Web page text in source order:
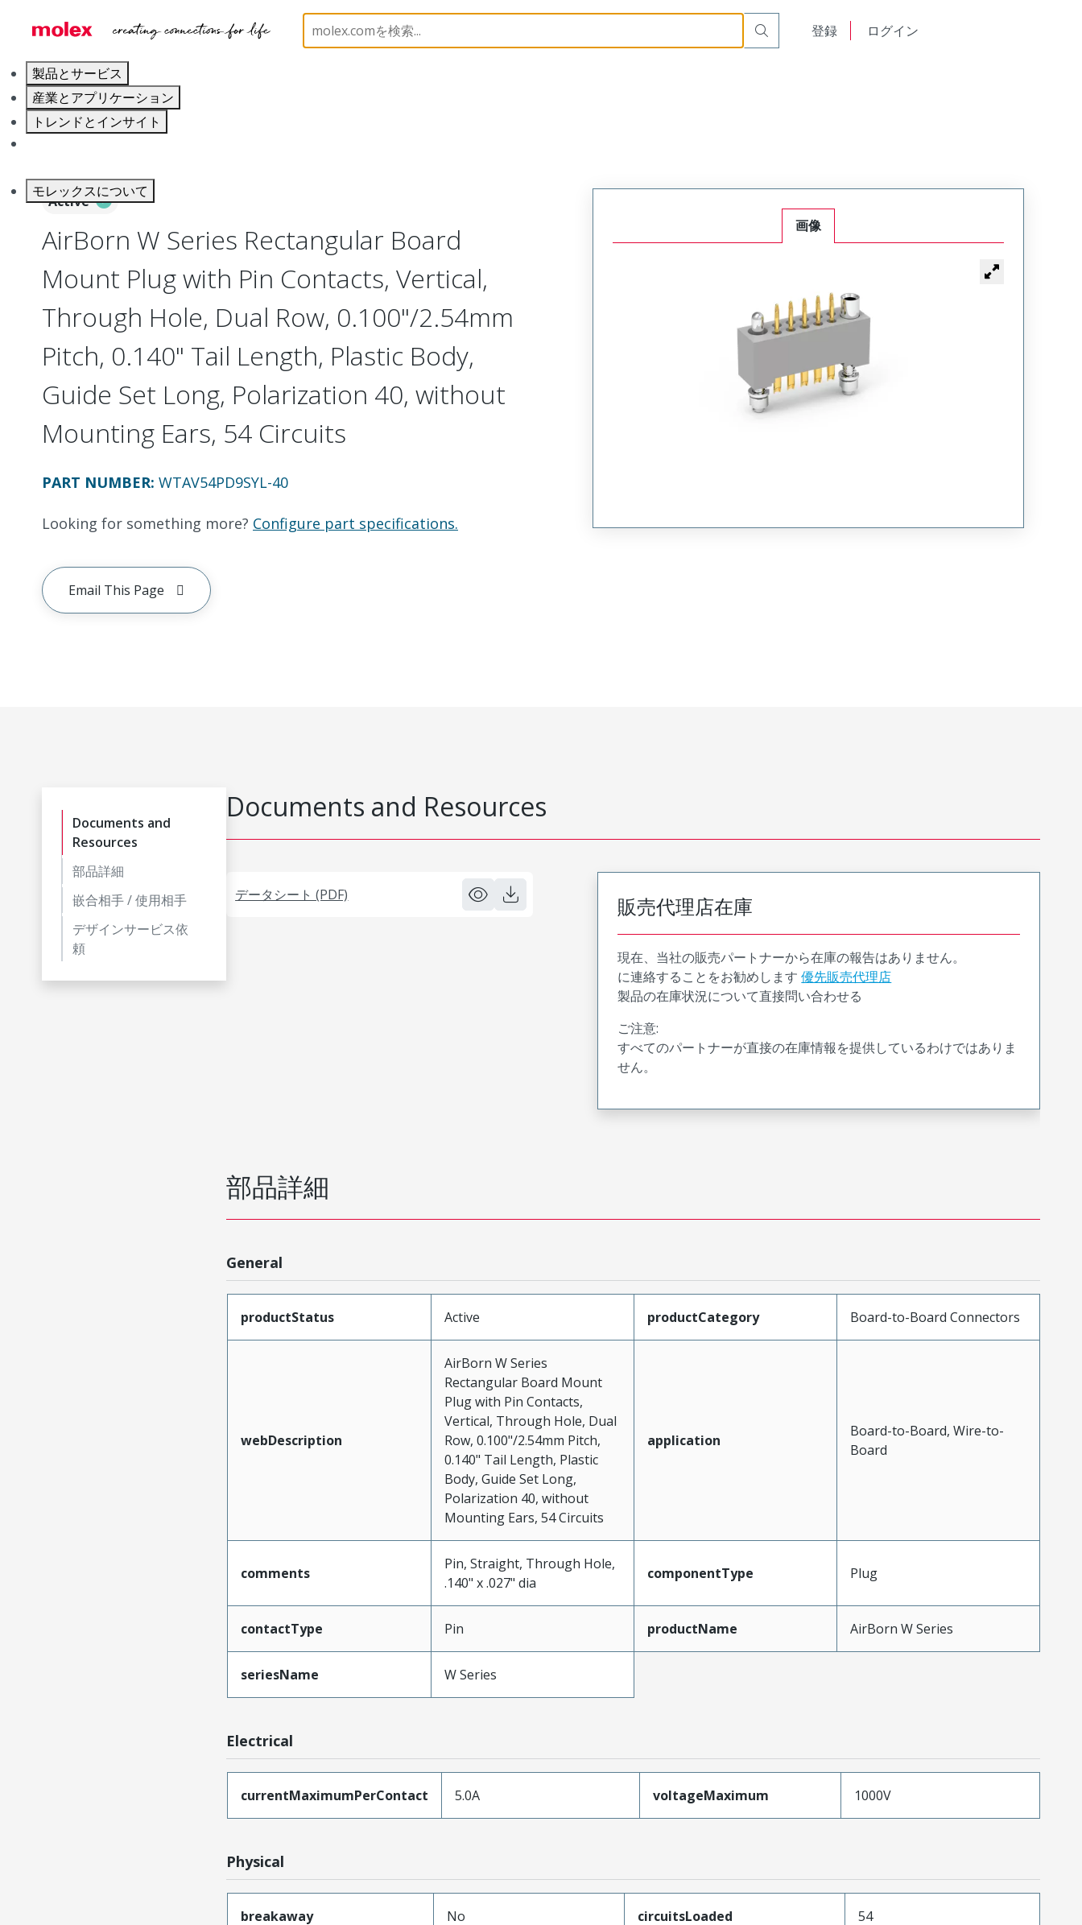
登録 ログイン
製品とサービス
産業とアプリケーション
トレンドとインサイト
モレックスについて
Board-to-Board Connectors Rectangular, Plastic, 2 Row, Vertical Board or Cable Mount Plug
Active
AirBorn W Series Rectangular Board
Mount Plug with Pin Contacts, Vertical,
Through Hole, Dual Row, 0.100"/2.54mm
Pitch, 0.140" Tail Length, Plastic Body,
Guide Set Long, Polarization 40, without
Mounting Ears, 54 Circuits
PART NUMBER: WTAV54PD9SYL-40
Looking for something more? Configure part specifications.
Email This Page
画像
Documents and
Resources
部品詳細
嵌合相手 / 使用相手
デザインサービス依
頼
Documents and Resources
データシート (PDF) 販売代理店在庫
現在、当社の販売パートナーから在庫の報告はありません。
に連絡することをお勧めします 優先販売代理店
製品の在庫状況について直接問い合わせる
ご注意:
すべてのパートナーが直接の在庫情報を提供しているわけではありま
せん。
部品詳細
General
productStatus Active productCategory Board-to-Board Connectors
webDescription
AirBorn W Series
Rectangular Board Mount
Plug with Pin Contacts,
Vertical, Through Hole, Dual
Row, 0.100"/2.54mm Pitch,
0.140" Tail Length, Plastic
Body, Guide Set Long,
Polarization 40, without
Mounting Ears, 54 Circuits
application
Board-to-Board, Wire-to-
Board
comments
Pin, Straight, Through Hole,
.140" x .027" dia
componentType Plug
contactType Pin productName AirBorn W Series
seriesName W Series
Electrical
currentMaximumPerContact 5.0A voltageMaximum 1000V
Physical
breakaway No circuitsLoaded 54